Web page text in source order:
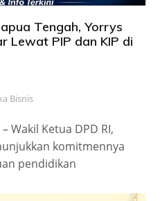
Tengah, Yorrys
Lewat PIP dan KIP di
Bisnis
Wakil Ketua DPD RI,
komitmennya
pendidikan